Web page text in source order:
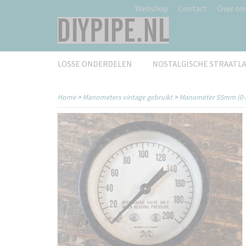
Webshop Contact Over
LOSSE ONDERDELEN NOSTALGISCHE
Home>Manometers vintage gebruikt>Manometer 55mm